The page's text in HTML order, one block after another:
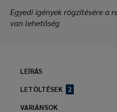
Egyedi igények rögzítésére a
van lehetőség
LEÍRÁS
LETÖLTÉSEK
2
VARIÁNSOK